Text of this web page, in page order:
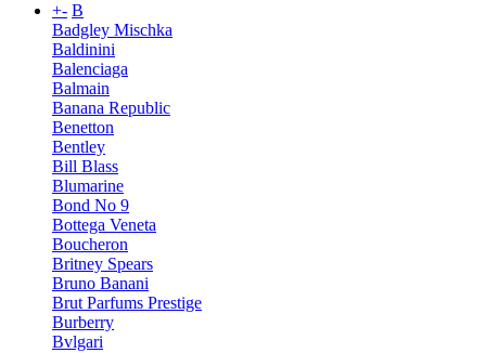
+- B
Badgley Mischka
Baldinini
Balenciaga
Balmain
Banana Republic
Benetton
Bentley
Bill Blass
Blumarine
Bond No 9
Bottega Veneta
Boucheron
Britney Spears
Bruno Banani
Brut Parfums Prestige
Burberry
Bvlgari